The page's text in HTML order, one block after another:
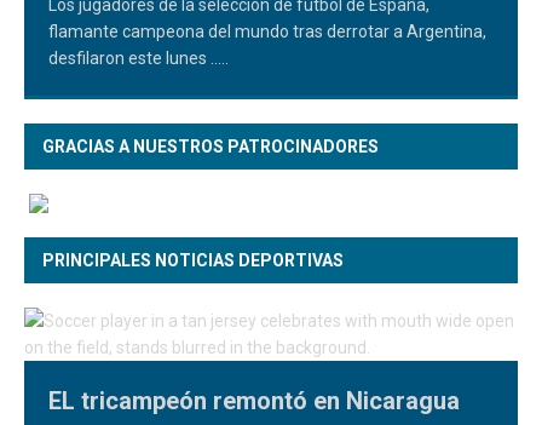
Los jugadores de la selección de fútbol de España,
flamante campeona del mundo tras derrotar a Argentina,
desfilaron este lunes
GRACIAS A NUESTROS PATROCINADORES
PRINCIPALES NOTICIAS DEPORTIVAS
EL tricampeón remontó en Nicaragua